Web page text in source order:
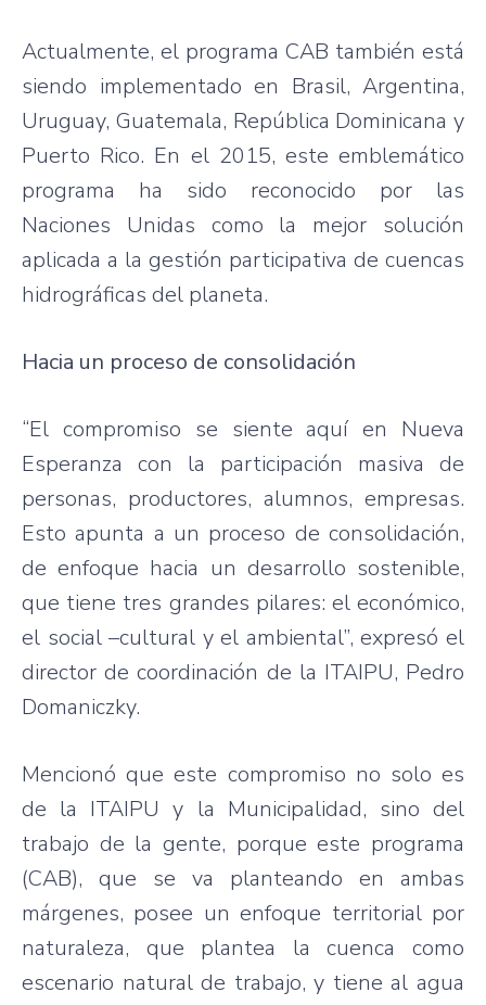
Actualmente, el programa CAB también está
siendo implementado en Brasil, Argentina,
Uruguay, Guatemala, República Dominicana y
Puerto Rico. En el 2015, este emblemático
programa ha sido reconocido por las
Naciones Unidas como la mejor solución
aplicada a la gestión participativa de cuencas
hidrográficas del planeta.
Hacia un proceso de consolidación
“El compromiso se siente aquí en Nueva
Esperanza con la participación masiva de
personas, productores, alumnos, empresas.
Esto apunta a un proceso de consolidación,
de enfoque hacia un desarrollo sostenible,
que tiene tres grandes pilares: el económico,
el social –cultural y el ambiental”, expresó el
director de coordinación de la ITAIPU, Pedro
Domaniczky.
Mencionó que este compromiso no solo es
de la ITAIPU y la Municipalidad, sino del
trabajo de la gente, porque este programa
(CAB), que se va planteando en ambas
márgenes, posee un enfoque territorial por
naturaleza, que plantea la cuenca como
escenario natural de trabajo, y tiene al agua